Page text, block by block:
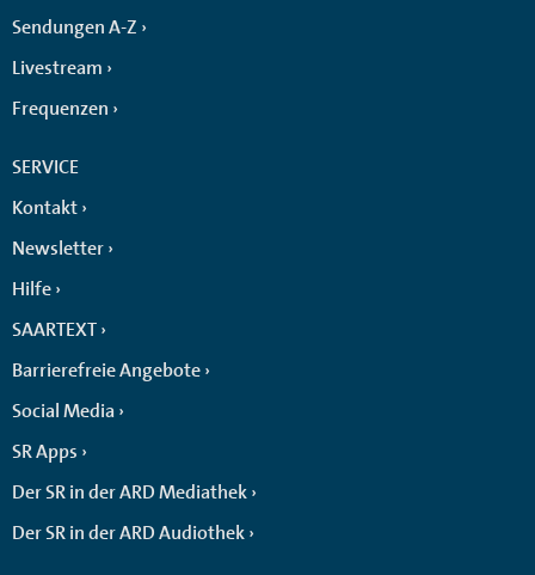
Sendungen A-Z
Livestream
Frequenzen
SERVICE
Kontakt
Newsletter
Hilfe
SAARTEXT
Barrierefreie Angebote
Social Media
SR Apps
Der SR in der ARD Mediathek
Der SR in der ARD Audiothek